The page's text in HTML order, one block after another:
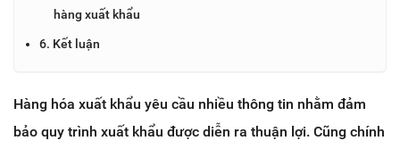
hàng xuất khẩu
6. Kết luận
Hàng hóa xuất khẩu yêu cầu nhiều thông tin nhằm đảm
bảo quy trình xuất khẩu được diễn ra thuận lợi. Cũng chính